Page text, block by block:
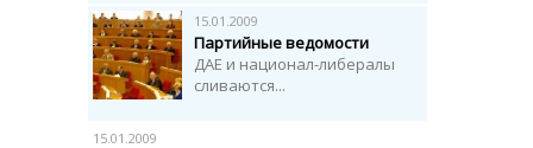
15.01.2009
Партийные ведомости
ДАЕ и национал-либералы
сливаются...
15.01.2009